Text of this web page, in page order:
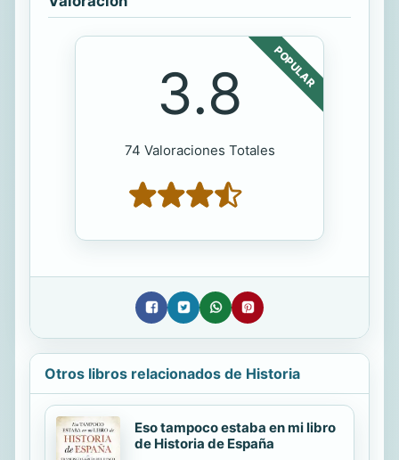
POPULAR
3.8
74 Valoraciones Totales
Otros libros relacionados de Historia
Eso tampoco estaba en mi libro
de Historia de España